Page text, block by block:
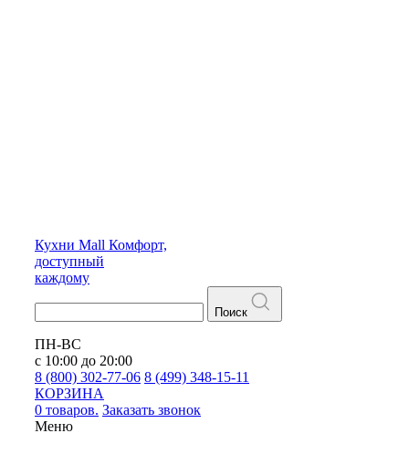
Кухни Mall Комфорт,
доступный
каждому
Поиск
ПН-ВС
с 10:00 до 20:00
8 (800) 302-77-06 8 (499) 348-15-11
КОРЗИНА
0 товаров. Заказать звонок
Меню